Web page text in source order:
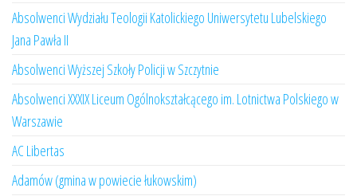
Absolwenci Wydziału Teologii Katolickiego Uniwersytetu Lubelskiego
Jana Pawła II
Absolwenci Wyższej Szkoły Policji w Szczytnie
Absolwenci XXXIX Liceum Ogólnokształcącego im. Lotnictwa Polskiego w
Warszawie
AC Libertas
Adamów (gmina w powiecie łukowskim)